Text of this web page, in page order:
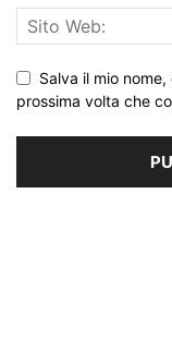
Salva il mio
prossima volta che